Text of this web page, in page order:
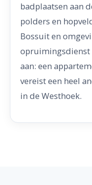
badplaatsen aan
polders en
Bossuit en
opruimingsdienst
aan: een
vereist een heel
in de Westhoek.